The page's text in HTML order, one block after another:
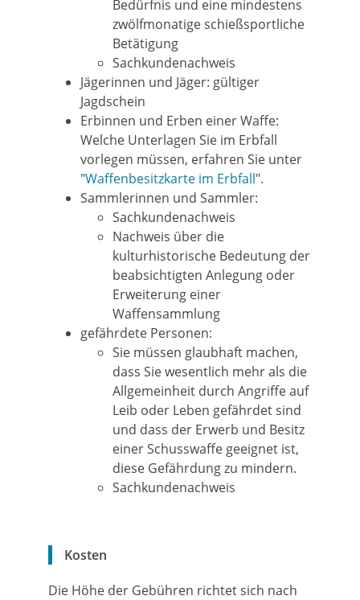
Bedürfnis und eine mindestens
zwölfmonatige schießsportliche
Betätigung
Sachkundenachweis
Jägerinnen und Jäger: gültiger
Jagdschein
Erbinnen und Erben einer Waffe:
Welche Unterlagen Sie im Erbfall
vorlegen müssen, erfahren Sie unter
"Waffenbesitzkarte im Erbfall".
Sammlerinnen und Sammler:
Sachkundenachweis
Nachweis über die
kulturhistorische Bedeutung der
beabsichtigten Anlegung oder
Erweiterung einer
Waffensammlung
gefährdete Personen:
Sie müssen glaubhaft machen,
dass Sie wesentlich mehr als die
Allgemeinheit durch Angriffe auf
Leib oder Leben gefährdet sind
und dass der Erwerb und Besitz
einer Schusswaffe geeignet ist,
diese Gefährdung zu mindern.
Sachkundenachweis
Kosten
Die Höhe der Gebühren richtet sich nach